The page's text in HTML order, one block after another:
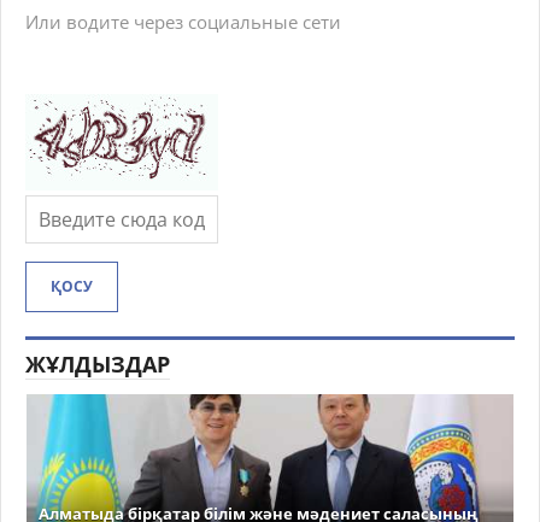
Или водите через социальные сети
ҚОСУ
ЖҰЛДЫЗДАР
Алматыда бірқатар білім және мәдениет саласының